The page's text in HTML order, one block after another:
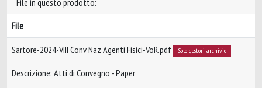
File in questo prodotto:
File
Sartore-2024-VIII Conv Naz Agenti Fisici-VoR.pdf Solo gestori archivio
Descrizione: Atti di Convegno - Paper